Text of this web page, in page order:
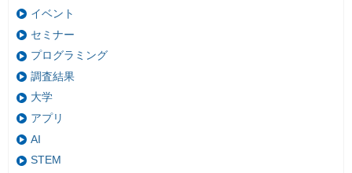
イベント
セミナー
プログラミング
調査結果
大学
アプリ
AI
STEM